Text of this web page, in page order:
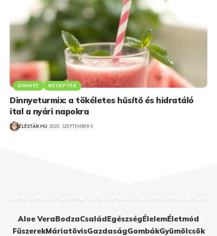
DINNYE RECEPTEK
Dinnyeturmix: a tökéletes hűsítő és hidratáló
ital a nyári napokra
ÉLÉSTÁR.HU 2025. SZEPTEMBER 9.
Aloe VeraBodzaCsaládEgészségÉlelemÉletmód
FűszerekMáriatövisGazdaságGombákGyümölcsök